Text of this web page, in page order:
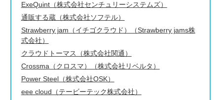
ExeQuint（株式会社センチュリーシステムズ）
通販する蔵（株式会社ソフテル）
Strawberry jam（イチゴクラウド）（Strawberry jams株
式会社）
クラウドトーマス（株式会社関通）
Crossma（クロスマ）（株式会社リベルタ）
Power Steel（株式会社OSK）
eee cloud（テービーテック株式会社）